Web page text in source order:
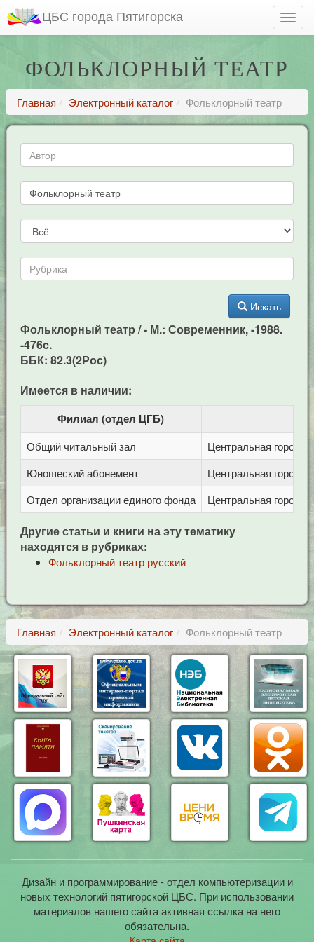
ЦБС города Пятигорска
ФОЛЬКЛОРНЫЙ ТЕАТР
Главная Электронный каталог Фольклорный театр
Искать
Фольклорный театр / - М.: Современник, -1988.
-476c.
ББК: 82.3(2Рос)
Имеется в наличии:
Филиал (отдел ЦГБ)
Общий читальный зал
Центральная
Юношеский абонемент
Центральная
Отдел организации единого фонда
Центральная
Другие статьи и книги на эту тематику
находятся в рубриках:
Фольклорный театр русский
Главная Электронный каталог Фольклорный театр
Дизайн и программирование - отдел компьютеризации и
новых технологий пятигорской ЦБС. При использовании
материалов нашего сайта активная ссылка на него
обязательна.